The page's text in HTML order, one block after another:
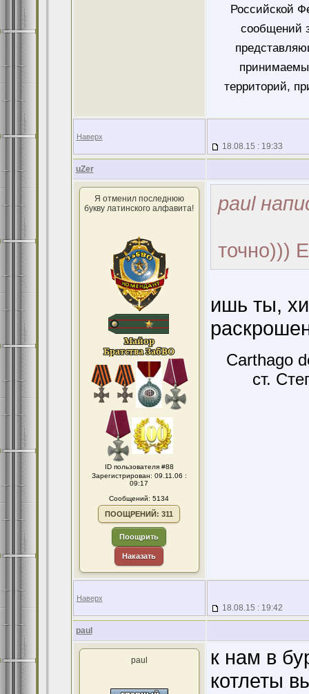
Российской
сообщений
территорий,
Наверх
18.08.15 : 19:33
uZer
Я отменил последнюю
букву латинского алфавита!
ID пользователя #88
Зарегистрирован: 09.11.06 :
09:17
Сообщений: 5134
ПООЩРЕНИЙ: 311
Поощрить
Наказать
paul
точно)))
ишь ты,
Carthago
ст.
Наверх
18.08.15 : 19:42
paul
paul
к нам в
котлеты